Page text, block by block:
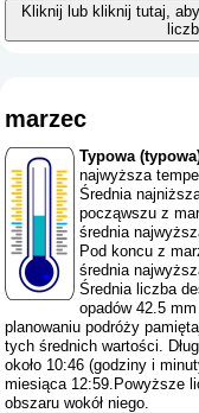
Kliknij lub kliknij tutaj,
marzec
Typowa
najwyższa
Średnia
począwszu z
średnia
Pod koncu z
średnia
Średnia liczba
opadów 42.5
planowaniu podróży
tych średnich wartości.
około 10:46 (godziny i
miesiąca 12:59.Powyższe
obszaru wokół niego.